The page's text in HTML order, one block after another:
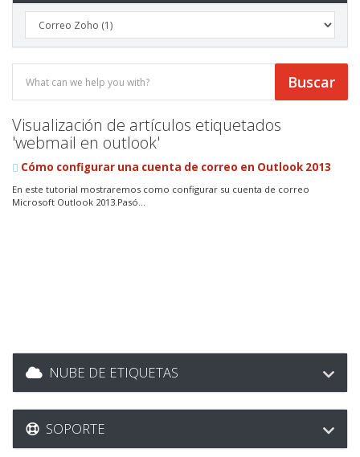
Visualización de artículos etiquetados
'webmail en outlook'
Cómo configurar una cuenta de correo en Outlook 2013
En este tutorial mostraremos como configurar su cuenta de correo
Microsoft Outlook 2013.Pasó...
NUBE DE ETIQUETAS
SOPORTE